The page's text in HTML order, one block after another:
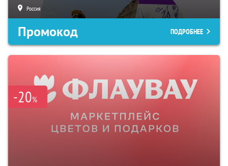
Россия
Промокод ПОДРОБНЕЕ
-20%